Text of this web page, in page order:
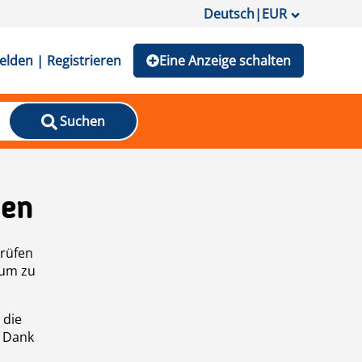
Deutsch|EUR
| Registrieren Eine Anzeige schalten
Suchen
zu
die